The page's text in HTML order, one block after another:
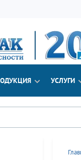
УСЛУГИ